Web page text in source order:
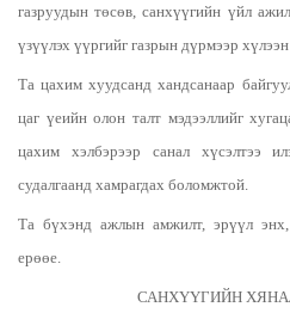
газруудын төсөв, санхүүгийн үйл
үзүүлэх үүргийг газрын дүрмээр хүлээн
Та цахим хуудсанд хандсанаар
цаг үеийн олон талт мэдээллийг
цахим хэлбэрээр санал хүсэлтээ
судалгаанд хамрагдах боломжтой.
Та бүхэнд ажлын амжилт, эрүүл
ерөөе.
САНХҮҮГИЙН